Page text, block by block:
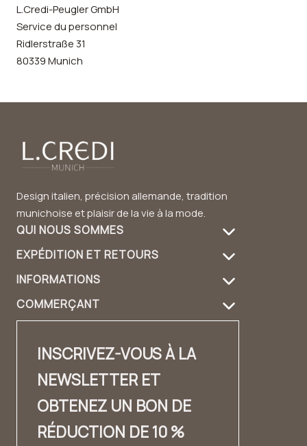
L.Credi-Peugler GmbH
Service du personnel
Ridlerstraße 31
80339 Munich
Design italien, précision allemande, tradition
munichoise et plaisir de la vie à la mode.
QUI NOUS SOMMES
À propos de nous
Entretien des produits
Guide du sac à main
Lookbook
Témoignages
EXPÉDITION ET RETOURS
Informations de livraison
Retours
INFORMATIONS
FAQ
✨ Carrière ✨
Mentions légales
CONDITIONS GÉNÉRALES DE VENTE
Protection des données
COMMERÇANT
Distributeurs Contact
Fashion Cloud
Label privé
INSCRIVEZ-VOUS À LA
NEWSLETTER ET
OBTENEZ UN BON DE
RÉDUCTION DE 10 %